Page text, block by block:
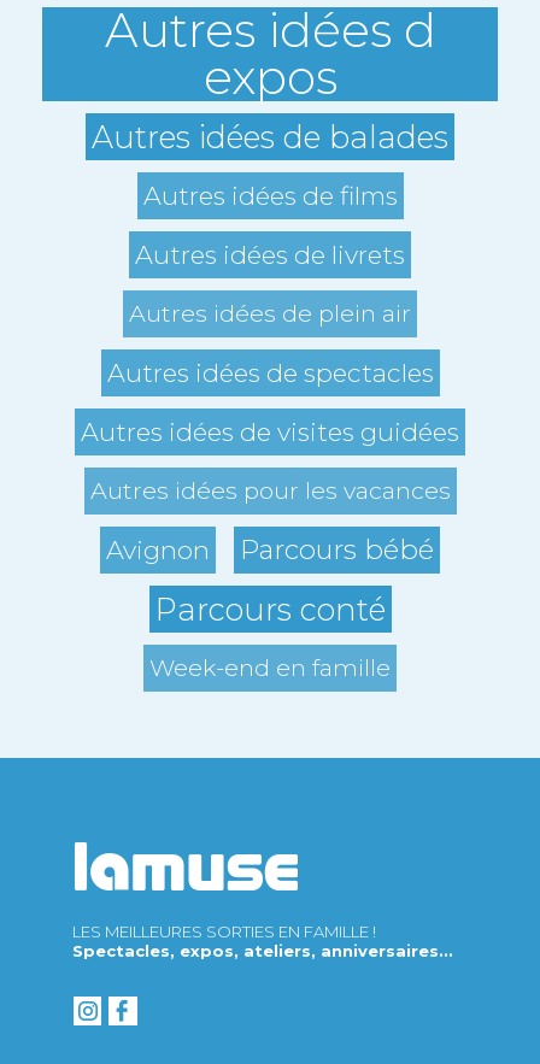
Autres idées d
expos
Autres idées de balades
Autres idées de films
Autres idées de livrets
Autres idées de plein air
Autres idées de spectacles
Autres idées de visites guidées
Autres idées pour les vacances
Avignon Parcours bébé
Parcours conté
Week-end en famille
LES MEILLEURES SORTIES EN FAMILLE !
Spectacles, expos, ateliers, anniversaires...